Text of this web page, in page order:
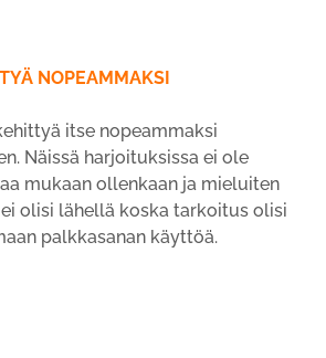
NOPEAMMAKSI
itse nopeammaksi
Näissä harjoituksissa ei ole
mukaan ollenkaan ja mieluiten
olisi lähellä koska tarkoitus olisi
palkkasanan käyttöä.